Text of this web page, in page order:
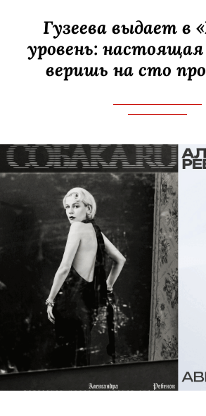
Гузеева выдает в
уровень:
веришь на сто